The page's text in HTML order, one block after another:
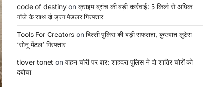
code of destiny on क्राइम ब्रांच की बड़ी कार्रवाई: 5 किलो से अधिक
गांजे के साथ दो ड्रग पेडलर गिरफ्तार
Tools For Creators on दिल्ली पुलिस की बड़ी सफलता, कुख्यात लुटेरा
‘सोनू मेंटल’ गिरफ्तार
tlover tonet on वाहन चोरी पर वार: शाहदरा पुलिस ने दो शातिर चोरों को
दबोचा